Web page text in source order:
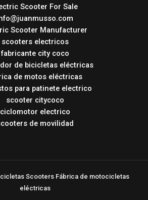
Scooter For Sale
Scooter Manufacturer
scooters electricos
fabricante city coco
de bicicletas eléctricas
de motos eléctricas
para patinete electrico
scooter citycoco
ciclomotor electrico
de movilidad
Scooters Fábrica de motocicletas
eléctricas